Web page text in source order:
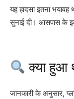
यह हादसा इतना
सुनाई दी। आसपास के
क्या हुआ
जानकारी के अनुसार,